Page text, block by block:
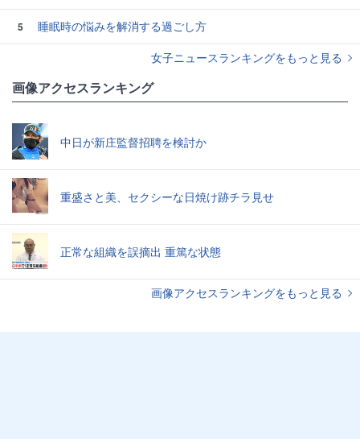
5
睡眠時の悩みを解消する過ごし方
女子ニュースランキングをもっと見る
画像アクセスランキング
中日が新庄監督招聘を検討か
重盛さと美、セクシーな日焼け跡チラ見せ
正常な組織を誤摘出 重篤な状態
画像アクセスランキングをもっと見る